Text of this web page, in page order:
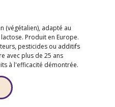
(végétalien), adapté au
Produit en Europe.
pesticides ou additifs
avec plus de 25 ans
à l'efficacité démontrée.